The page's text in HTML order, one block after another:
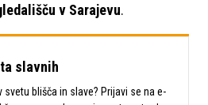
v Sarajevu.
slavnih
svetu blišča in slave? Prijavi se na e-